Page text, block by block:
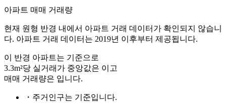
아파트 매매 거래량
현재 원형 반경 내에서 아파트 거래 데이터가 확인되지 않습니
다. 아파트 거래 데이터는 2019년 이후부터 제공됩니다.
이 반경 아파트는 기준으로
3.3m²당 실거래가 중앙값은 이고
매매 거래량은 입니다.
・주거인구는 기준입니다.